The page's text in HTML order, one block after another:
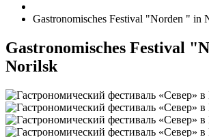
Gastronomisches Festival "Norden " in
Gastronomisches Festival
Norilsk